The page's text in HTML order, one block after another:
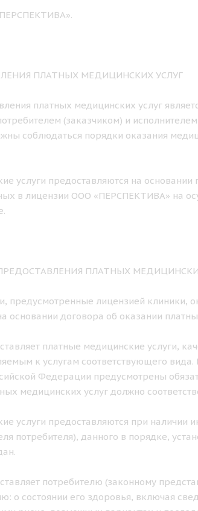
ПЛАТНЫХ МЕДИЦИНСКИХ УСЛУГ
платных медицинских услуг
(заказчиком) и
соблюдаться порядки оказания
услуги предоставляются на
в лицензии ООО «ПЕРСПЕКТИВА» на
ПЛАТНЫХ
предусмотренные лицензией клиники,
основании договора об оказании
платные медицинские услуги,
к услугам соответствующего
Федерации предусмотрены
медицинских услуг должно
услуги предоставляются при наличии
потребителя), данного в порядке,
потребителю (законному
о состоянии его здоровья, включая